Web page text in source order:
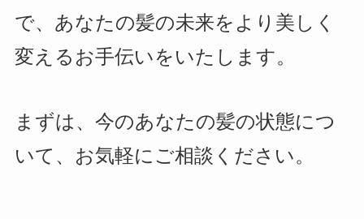
で、あなたの髪の未来をより美しく
変えるお手伝いをいたします。
まずは、今のあなたの髪の状態につ
いて、お気軽にご相談ください。